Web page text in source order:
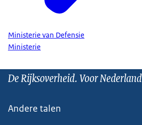
Ministerie van Defensie
Ministerie
De Rijksoverheid. Voor Nederland
Andere talen